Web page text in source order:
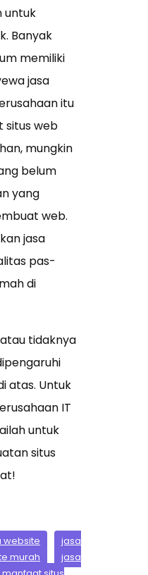
untuk
Banyak
memiliki
jasa
itu
situs web
mungkin
belum
yang
web.
jasa
pas-
di
tidaknya
atas. Untuk
IT
untuk
situs
website
jasa
murah
jasa